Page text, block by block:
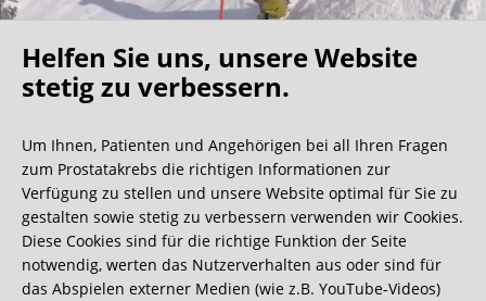
Oh what a ride!
Wir bekommen ja viele tolle Gästebucheinträge,
aber dieser ist doch sehr ungewöhnlich.
0:40 Minuten
Helfen Sie uns, unsere Website
stetig zu verbessern.
Um Ihnen, Patienten und Angehörigen bei all Ihren Fragen
zum Prostatakrebs die richtigen Informationen zur
Verfügung zu stellen und unsere Website optimal für Sie zu
gestalten sowie stetig zu verbessern verwenden wir Cookies.
Diese Cookies sind für die richtige Funktion der Seite
notwendig, werten das Nutzerverhalten aus oder sind für
das Abspielen externer Medien (wie z.B. YouTube-Videos)